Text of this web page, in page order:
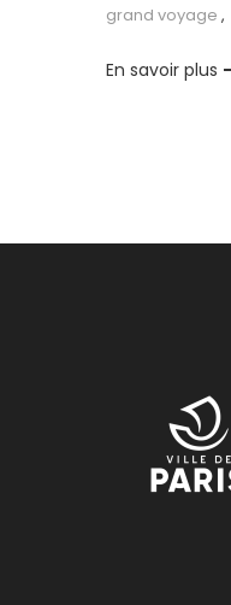
grand voyage ,
En savoir plus